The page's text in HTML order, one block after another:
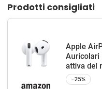
Prodotti consigliati
Apple
Auricolari
attiva del
−25%